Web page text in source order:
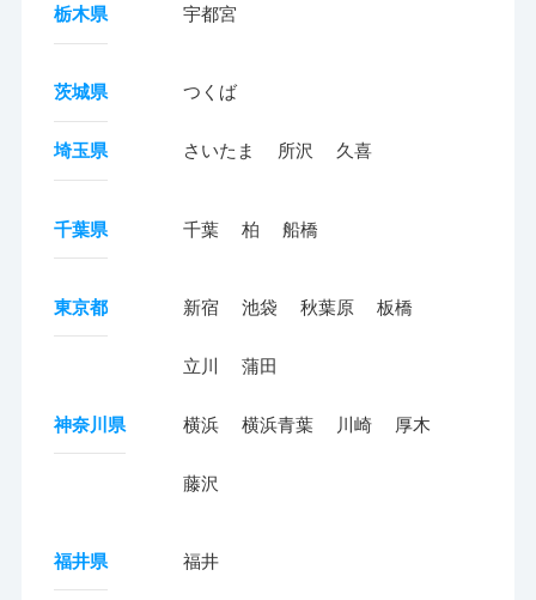
栃木県 宇都宮
茨城県 つくば
埼玉県 さいたま 所沢 久喜
千葉県 千葉 柏 船橋
東京都 新宿 池袋 秋葉原 板橋
立川 蒲田
神奈川県 横浜 横浜青葉 川崎 厚木
藤沢
福井県 福井